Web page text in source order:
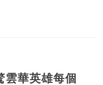
雲華英雄每個